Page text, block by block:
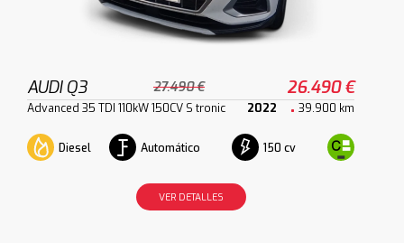
AUDI Q3 27.490 € 26.490 €
Advanced 35 TDI 110kW 150CV S tronic 2022 39.900 km
Diesel Automático 150 cv
VER DETALLES